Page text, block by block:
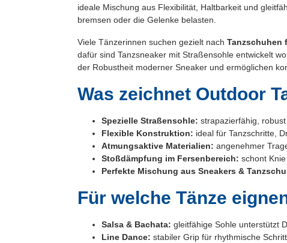
ideale Mischung aus Flexibilität, Haltbarkeit und
bremsen oder die Gelenke belasten.
Viele Tänzerinnen suchen gezielt nach Tanzschuhen
dafür sind Tanzsneaker mit Straßensohle entwickelt
der Robustheit moderner Sneaker und ermöglichen
Was zeichnet Outdoor
Spezielle Straßensohle: strapazierfähig,
Flexible Konstruktion: ideal für Tanzschritte,
Atmungsaktive Materialien: angenehmer
Stoßdämpfung im Fersenbereich: schont
Perfekte Mischung aus Sneakers &
Für welche Tänze
Salsa & Bachata: gleitfähige Sohle unterstützt
Line Dance: stabiler Grip für rhythmische